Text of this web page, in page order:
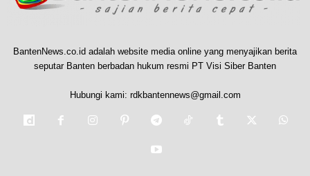
BantenNews.co.id adalah website media online yang menyajikan berita
seputar Banten berbadan hukum resmi PT Visi Siber Banten
Hubungi kami: rdkbantennews@gmail.com